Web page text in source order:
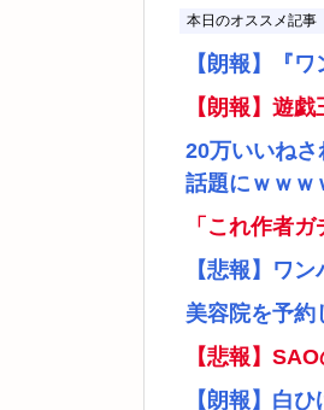
本日のオススメ記事
【朗報】『
【朗報】遊
20万いいね
話題にｗｗｗ
「これ作者
【悲報】ワ
美容院を予約
【悲報】
【朗報】白